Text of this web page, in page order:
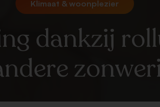
Klimaat & woonplezier
dankzij